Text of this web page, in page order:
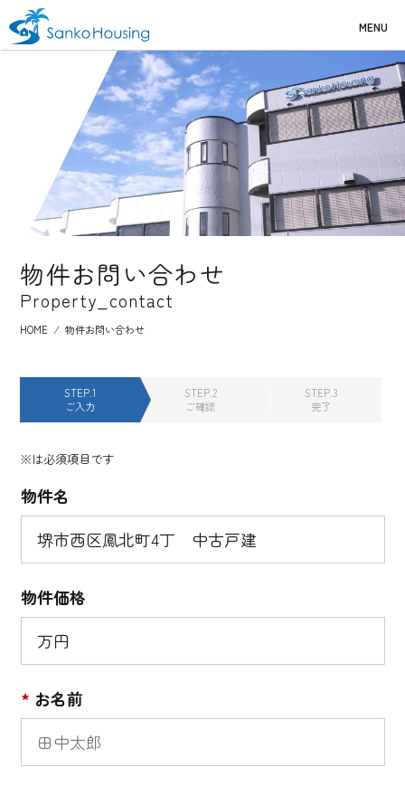
MENU
物件お問い合わせ
Property_contact
HOME ⁄ 物件お問い合わせ
STEP.1
ご入力
STEP.2
ご確認
STEP.3
完了
※は必須項目です
物件名
物件価格
* お名前